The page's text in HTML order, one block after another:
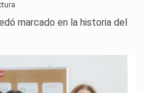
marcado en la historia del